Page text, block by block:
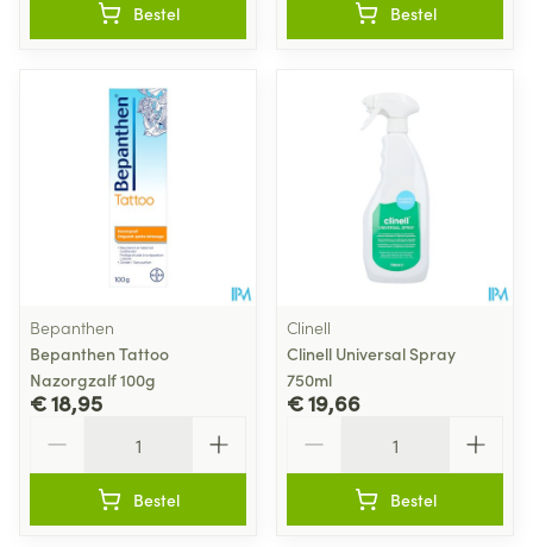
Bestel Bestel
Bepanthen
Bepanthen Tattoo
Nazorgzalf 100g
€ 18,95
Bestel
Clinell
Clinell Universal Spray
750ml
€ 19,66
Bestel